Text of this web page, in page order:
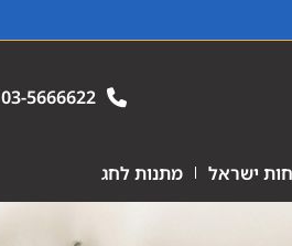
03-5666622
ישראל מתנות לחג